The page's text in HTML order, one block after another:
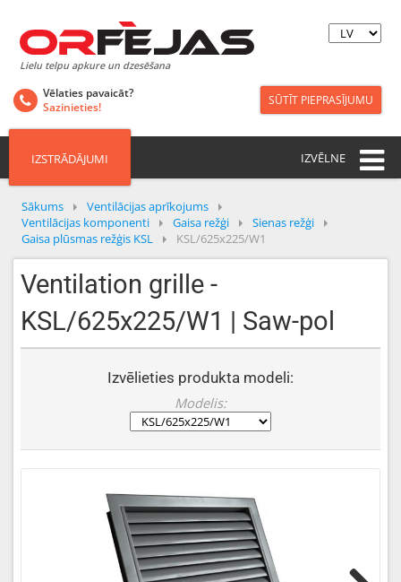
Lielu telpu apkure un dzesēšana
Vēlaties pavaicāt?
Sazinieties!
SŪTĪT PIEPRASĪJUMU
IZSTRĀDĀJUMI IZVĒLNE
Sākums
Ventilācijas aprīkojums
Ventilācijas komponenti
Gaisa režģi
Sienas režģi
Gaisa plūsmas režģis KSL
KSL/625x225/W1
Ventilation grille -
KSL/625x225/W1 | Saw-pol
Izvēlieties produkta modeli:
Modelis: